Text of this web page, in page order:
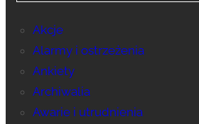
Akcje
Alarmy i ostrzeżenia
Ankiety
Archiwalia
Awarie i utrudnienia